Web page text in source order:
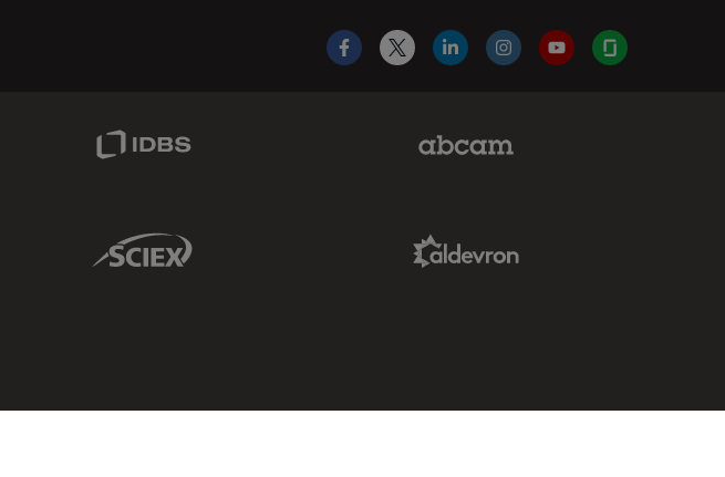
Facebook
X LinkedInInstagramYouTubeGlassdoor
Sciex Link